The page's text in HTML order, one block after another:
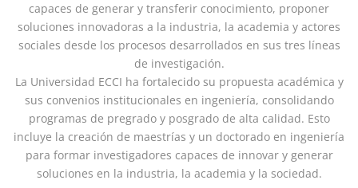
capaces de generar y transferir conocimiento, proponer
soluciones innovadoras a la industria, la academia y actores
sociales desde los procesos desarrollados en sus tres líneas
de investigación.
La Universidad ECCI ha fortalecido su propuesta académica y
sus convenios institucionales en ingeniería, consolidando
programas de pregrado y posgrado de alta calidad. Esto
incluye la creación de maestrías y un doctorado en ingeniería
para formar investigadores capaces de innovar y generar
soluciones en la industria, la academia y la sociedad.